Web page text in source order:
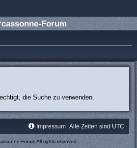
Forum
die Suche zu verwenden.
Alle Zeiten sind UTC
Impressum
Forum All rights reserved.